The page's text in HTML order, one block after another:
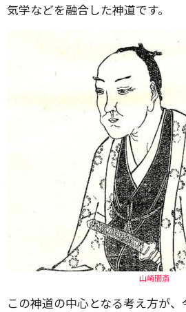
気学などを融合した神道です。
山崎闇斎
この神道の中心となる考え方が